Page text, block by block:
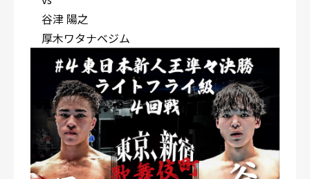
谷津 陽之
厚木ワタナベジム